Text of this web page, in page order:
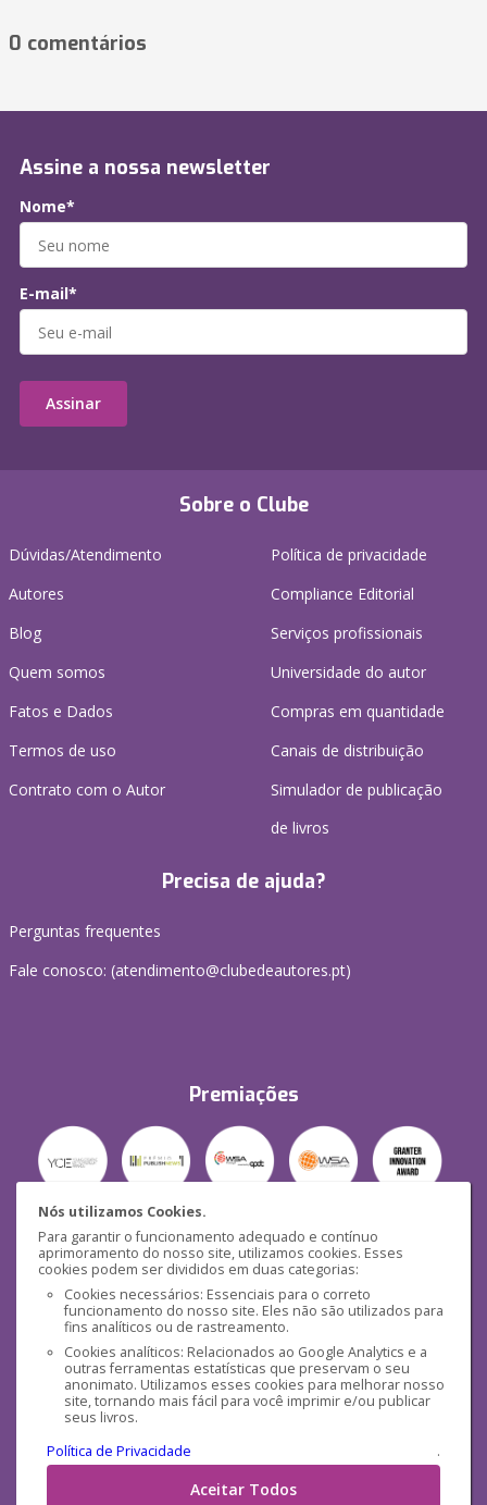
Nós utilizamos Cookies.
Para garantir o funcionamento adequado e contínuo
aprimoramento do nosso site, utilizamos cookies. Esses
cookies podem ser divididos em duas categorias:
Cookies necessários: Essenciais para o correto
funcionamento do nosso site. Eles não são utilizados para
fins analíticos ou de rastreamento.
Cookies analíticos: Relacionados ao Google Analytics e a
outras ferramentas estatísticas que preservam o seu
anonimato. Utilizamos esses cookies para melhorar nosso
site, tornando mais fácil para você imprimir e/ou publicar
seus livros.
Política de Privacidade
.
Aceitar Todos
0 comentários
Sobre o Clube
Dúvidas/Atendimento
Autores
Blog
Quem somos
Fatos e Dados
Termos de uso
Contrato com o Autor
Política de privacidade
Compliance Editorial
Serviços profissionais
Universidade do autor
Compras em quantidade
Canais de distribuição
Simulador de publicação
de livros
Precisa de ajuda?
Perguntas frequentes
Fale conosco: (atendimento@clubedeautores.pt)
Premiações
Segurança
Mídias Sociais
Assine a nossa newsletter
Nome*
E-mail*
Assinar